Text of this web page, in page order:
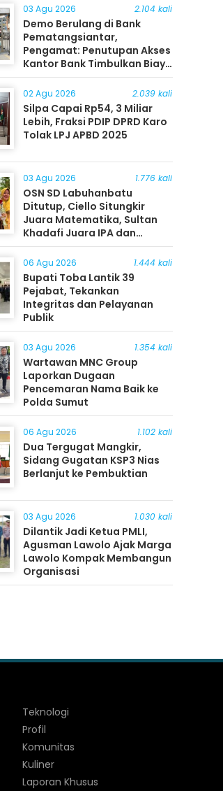
03 Agu 2026 2.104 kali
Demo Berulang di Bank
Pematangsiantar,
Pengamat: Penutupan Akses
Kantor Bank Timbulkan Biaya
Ekonomi bagi Masyarakat
02 Agu 2026 2.039 kali
Silpa Capai Rp54, 3 Miliar
Lebih, Fraksi PDIP DPRD Karo
Tolak LPJ APBD 2025
03 Agu 2026 1.776 kali
OSN SD Labuhanbatu
Ditutup, Ciello Situngkir
Juara Matematika, Sultan
Khadafi Juara IPA dan
Timothy Rangkuti Juara IPS
06 Agu 2026 1.444 kali
Bupati Toba Lantik 39
Pejabat, Tekankan
Integritas dan Pelayanan
Publik
03 Agu 2026 1.354 kali
Wartawan MNC Group
Laporkan Dugaan
Pencemaran Nama Baik ke
Polda Sumut
06 Agu 2026 1.102 kali
Dua Tergugat Mangkir,
Sidang Gugatan KSP3 Nias
Berlanjut ke Pembuktian
03 Agu 2026 1.030 kali
Dilantik Jadi Ketua PMLI,
Agusman Lawolo Ajak Marga
Lawolo Kompak Membangun
Organisasi
Teknologi
Profil
Komunitas
Kuliner
Laporan Khusus